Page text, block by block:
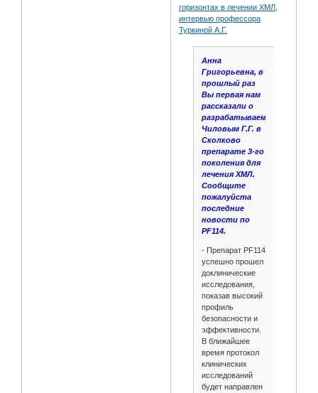
горизонтах в лечении ХМЛ,
интервью профессора
Туркиной А.Г.
Анна
Григорьевна, в
прошлый раз
Вы первая нам
рассказали о
разрабатываемой
Чиловым Г.Г. в
Сколково
препарате 3-го
поколения для
лечения ХМЛ.
Сообщите
пожалуйста
последние
новости по
PF114.
- Препарат PF114
успешно прошел
доклинические
исследования,
показав высокий
профиль
безопасности и
эффективности.
В ближайшее
время протокол
клинических
исследований
будет направлен